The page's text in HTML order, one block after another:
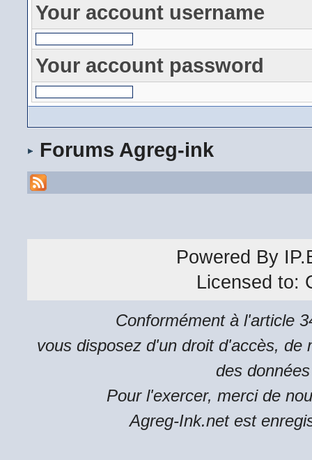
Your account username
Your account password
Forums Agreg-ink
Powered By
Licensed to:
Conformément à l'article
vous disposez d'un droit d'accès, de
des
Pour l'exercer, merci de
Agreg-Ink.net est